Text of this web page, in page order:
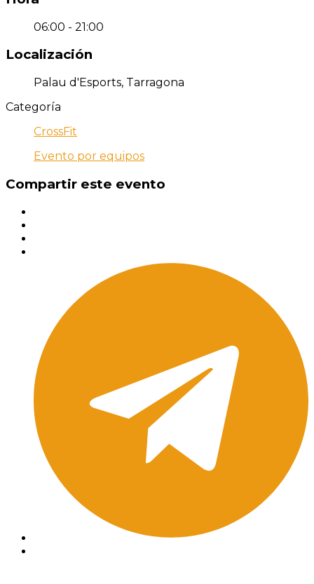
06:00 - 21:00
Localización
Palau d'Esports, Tarragona
Categoría
CrossFit
Evento por equipos
Compartir este evento